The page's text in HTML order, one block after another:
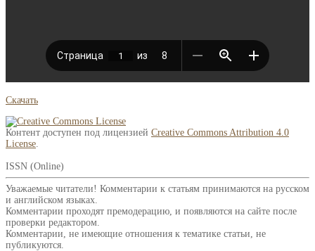
Скачать
Контент доступен под лицензией Creative Commons Attribution 4.0
License
ISSN (Online)
Уважаемые читатели! Комментарии к статьям принимаются на русском
и английском языках.
Комментарии проходят премодерацию, и появляются на сайте после
проверки редактором.
Комментарии, не имеющие отношения к тематике статьи, не
публикуются.